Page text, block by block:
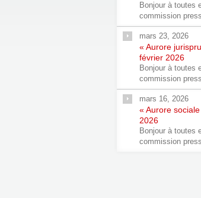
Bonjour à toutes
commission
mars 23, 2026
« Aurore
février 2026
Bonjour à toutes
commission
mars 16, 2026
« Aurore
2026
Bonjour à toutes
commission